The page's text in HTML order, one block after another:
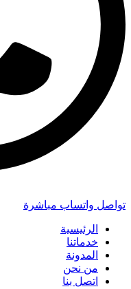
تواصل واتساب مباشرة
الرئيسية
خدماتنا
المدونة
من نحن
اتصل بنا